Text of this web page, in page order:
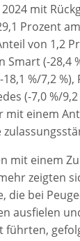
mit
Prozent
von 1,2
(-28,4
%/7,2 %),
(-7,0 %/
mit einem
mit einem
zeigten
die bei
ausfielen
führten,